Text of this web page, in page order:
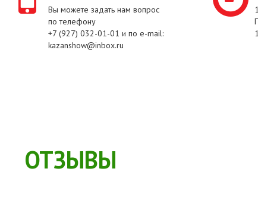
Вы можете задать нам вопрос
по телефону
+7 (927) 032-01-01 и по e-mail:
kazanshow@inbox.ru
ОТЗЫВЫ